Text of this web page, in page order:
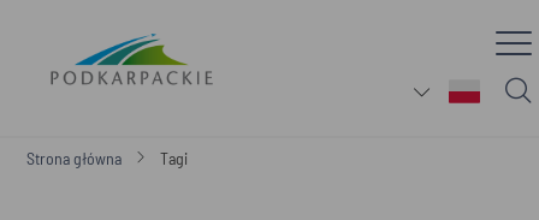
Strona główna Tagi